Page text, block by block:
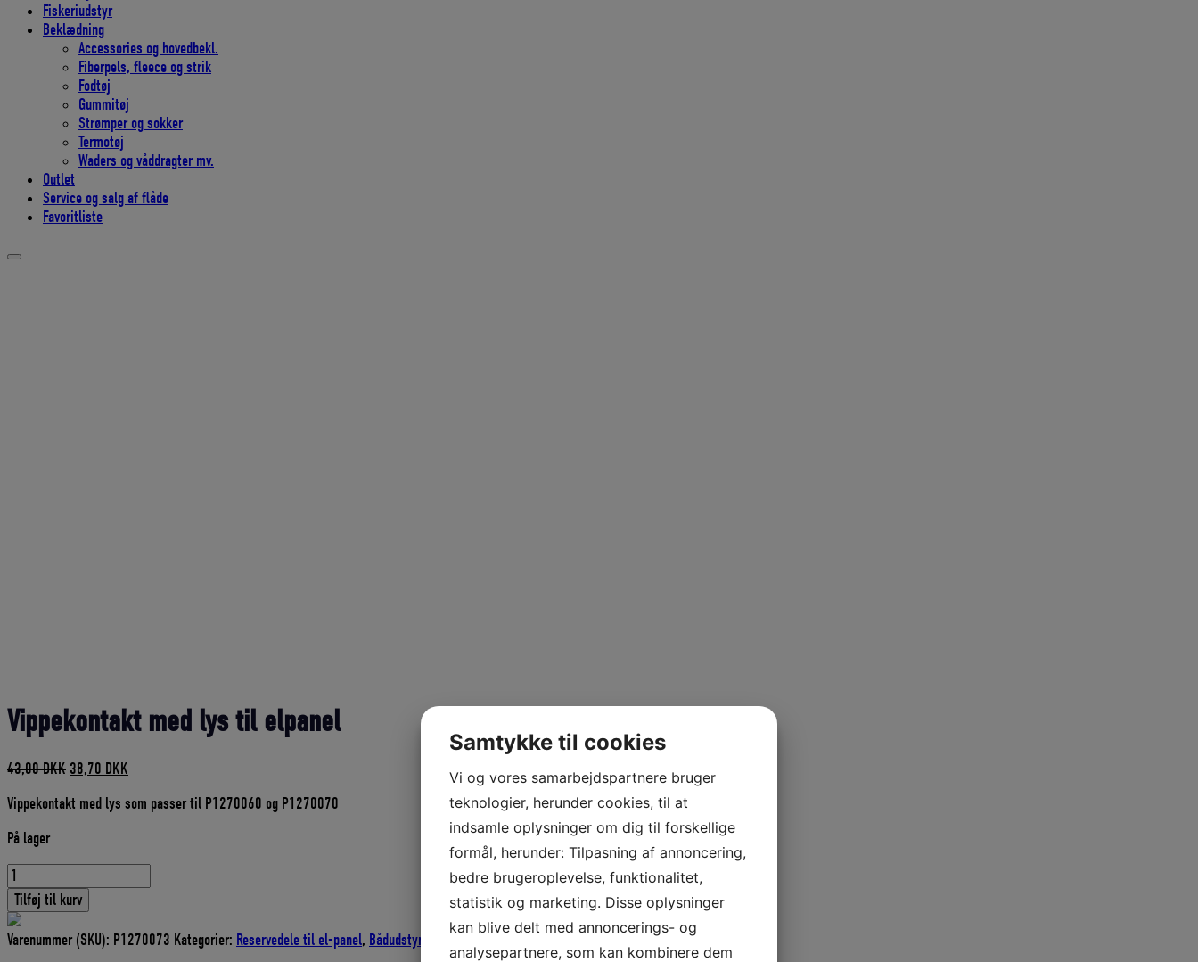
Fiskeriudstyr
Beklædning
Accessories og hovedbekl.
Fiberpels, fleece og strik
Fodtøj
Gummitøj
Strømper og sokker
Termotøj
Waders og våddragter mv.
Outlet
Service og salg af flåde
Favoritliste
Vippekontakt med lys til elpanel
43,00DKK Den
pris
38,70 DKK
pris
Vippekontakt med lys som passer til P1270060 og P1270070
På lager
Vippekontakt
med
lys
til
elpanel
Tilføj til kurv
Varenummer (SKU): P1270073 Kategorier: Reservedele til el-panel, Bådudstyr
Samtykke til cookies
Vi og vores samarbejdspartnere bruger
teknologier, herunder cookies, til at
indsamle oplysninger om dig til forskellige
formål, herunder: Tilpasning af annoncering,
bedre brugeroplevelse, funktionalitet,
statistik og marketing. Disse oplysninger
kan blive delt med annoncerings- og
analysepartnere, som kan kombinere dem